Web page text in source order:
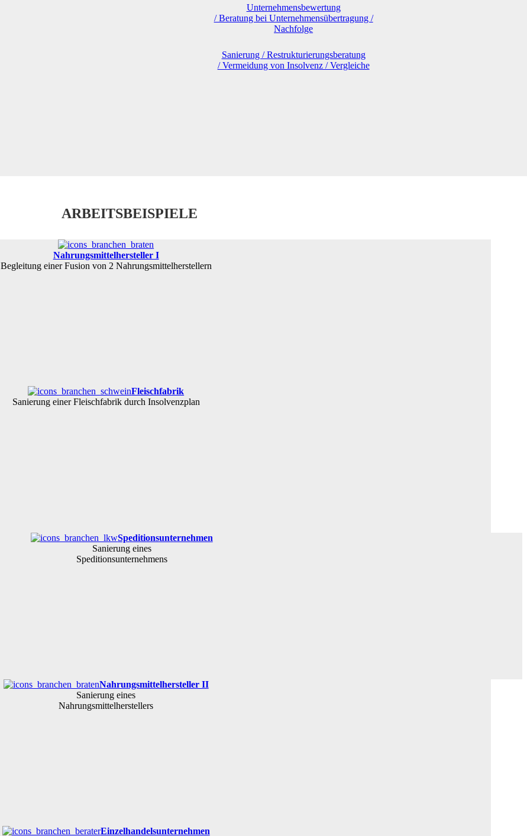
Unternehmensbewertung
/ Beratung bei Unternehmensübertragung /
Nachfolge
Sanierung / Restrukturierungsberatung
/ Vermeidung von Insolvenz / Vergleiche
ARBEITSBEISPIELE
Nahrungsmittelhersteller I
Begleitung einer Fusion von 2 Nahrungsmittelherstellern
Fleischfabrik
Sanierung einer Fleischfabrik durch Insolvenzplan
Speditionsunternehmen
Sanierung eines
Speditionsunternehmens
Nahrungsmittelhersteller II
Sanierung eines
Nahrungsmittelherstellers
Einzelhandelsunternehmen